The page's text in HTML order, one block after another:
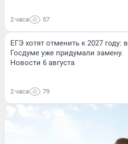
2 часа 57
ЕГЭ хотят отменить к 2027 году: в
Госдуме уже придумали замену.
Новости 6 августа
2 часа 79